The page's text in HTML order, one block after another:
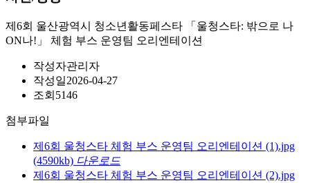
제6회 울산광역시 청소년활동페스타 「울청스타: 밖으로 나
ON나!」 체험 부스 운영팀 오리엔테이션
작성자관리자
작성일2026-04-27
조회 5146
첨부파일
제6회 울청스타 체험 부스 운영팀 오리엔테이션 (1).jpg
(4590kb) 다운로드
제6회 울청스타 체험 부스 운영팀 오리엔테이션 (2).jpg